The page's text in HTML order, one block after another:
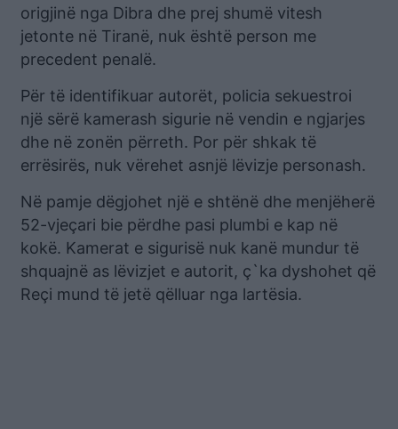
origjinë nga Dibra dhe prej shumë vitesh
jetonte në Tiranë, nuk është person me
precedent penalë.
Për të identifikuar autorët, policia sekuestroi
një sërë kamerash sigurie në vendin e ngjarjes
dhe në zonën përreth. Por për shkak të
errësirës, nuk vërehet asnjë lëvizje personash.
Në pamje dëgjohet një e shtënë dhe menjëherë
52-vjeçari bie përdhe pasi plumbi e kap në
kokë. Kamerat e sigurisë nuk kanë mundur të
shquajnë as lëvizjet e autorit, ç`ka dyshohet që
Reçi mund të jetë qëlluar nga lartësia.